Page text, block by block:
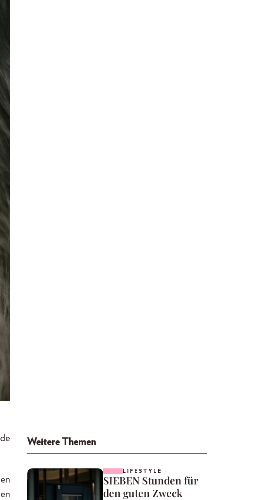
Weitere Themen
LIFESTYLE
SIEBEN Stunden für
den guten Zweck